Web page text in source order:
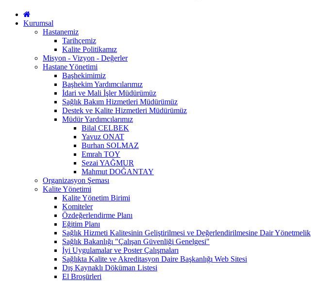
Kurumsal
Hastanemiz
Tarihçemiz
Kalite Politikamız
Misyon - Vizyon - Değerler
Hastane Yönetimi
Başhekimimiz
Başhekim Yardımcılarımız
İdari ve Mali İşler Müdürümüz
Sağlık Bakım Hizmetleri Müdürümüz
Destek ve Kalite Hizmetleri Müdürümüz
Müdür Yardımcılarımız
Bilal CELBEK
Yavuz ONAT
Burhan SOLMAZ
Emrah TOY
Sezai YAĞMUR
Mahmut DOĞANTAY
Organizasyon Şeması
Kalite Yönetimi
Kalite Yönetim Birimi
Komiteler
Özdeğerlendirme Planı
Eğitim Planı
Sağlık Hizmeti Kalitesinin Geliştirilmesi ve Değerlendirilmesine Dair Yönetmelik
Sağlık Bakanlığı "Çalışan Güvenliği Genelgesi"
İyi Uygulamalar ve Poster Çalışmaları
Sağlıkta Kalite ve Akreditasyon Daire Başkanlığı Web Sitesi
Dış Kaynaklı Döküman Listesi
El Broşürleri